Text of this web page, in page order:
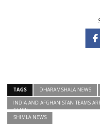
TAGS DHARAMSHALA NEWS
INDIA AND AFGHANISTAN TEAMS
CLASH
SHIMLA NEWS